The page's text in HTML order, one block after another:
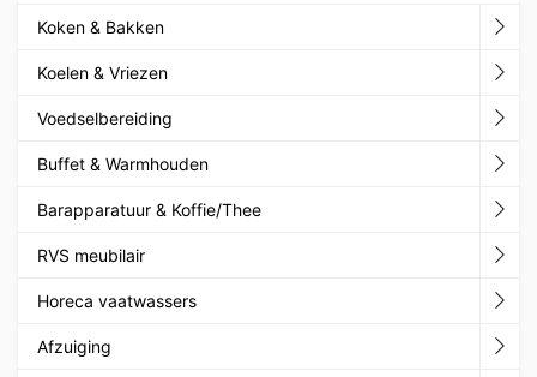
Koken & Bakken
Koelen & Vriezen
Voedselbereiding
Buffet & Warmhouden
Barapparatuur & Koffie/Thee
RVS meubilair
Horeca vaatwassers
Afzuiging